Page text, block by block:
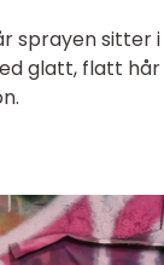
sprayen
glatt, flatt